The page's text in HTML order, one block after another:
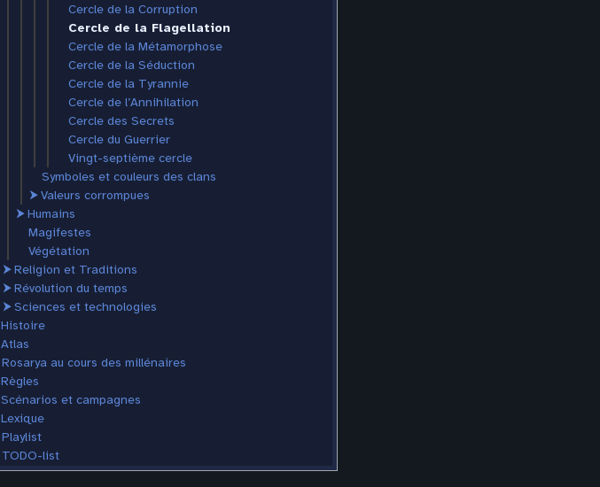
Cercle de la Corruption
Cercle de la Flagellation
Cercle de la Métamorphose
Cercle de la Séduction
Cercle de la Tyrannie
Cercle de l’Annihilation
Cercle des Secrets
Cercle du Guerrier
Vingt-septième cercle
Symboles et couleurs des clans
⮞Valeurs corrompues
⮞Humains
Magifestes
Végétation
⮞Religion et Traditions
⮞Révolution du temps
⮞Sciences et technologies
Histoire
Atlas
Rosarya au cours des millénaires
Règles
Scénarios et campagnes
Lexique
Playlist
TODO-list